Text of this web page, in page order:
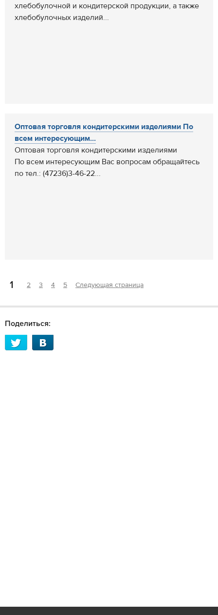
хлебобулочной и кондитерской продукции, а также
хлебобулочных изделий...
Оптовая торговля кондитерскими изделиями По
всем интересующим...
Оптовая торговля кондитерскими изделиями
По всем интересующим Вас вопросам обращайтесь
по тел.: (47236)3-46-22...
1 2 3 4 5 Следующая страница
Поделиться: